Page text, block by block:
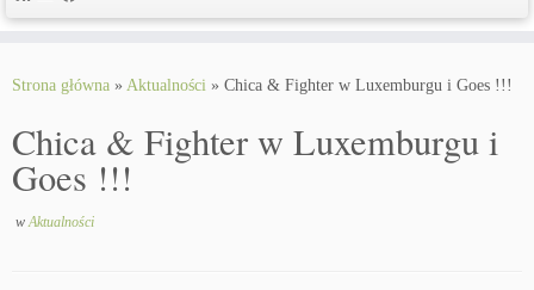
Strona główna » Aktualności » Chica & Fighter w Luxemburgu i Goes !!!
Chica & Fighter w Luxemburgu i
Goes !!!
wAktualności